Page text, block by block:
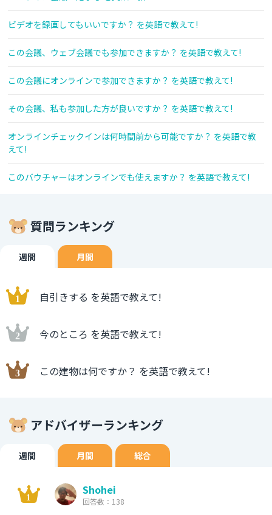
ビデオを録画してもいいですか？ を英語で教えて!
この会議、ウェブ会議でも参加できますか？ を英語で教えて!
この会議にオンラインで参加できますか？ を英語で教えて!
その会議、私も参加した方が良いですか？ を英語で教えて!
オンラインチェックインは何時間前から可能ですか？ を英語で教
えて!
このバウチャーはオンラインでも使えますか？ を英語で教えて!
質問ランキング
週間 月間
自引きする を英語で教えて!
今のところ を英語で教えて!
この建物は何ですか？ を英語で教えて!
アドバイザーランキング
週間 月間 総合
Shohei
回答数：138